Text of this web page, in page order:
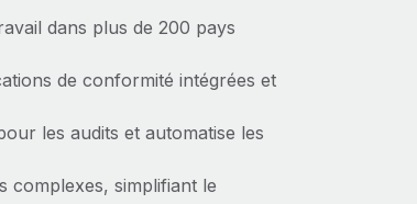
dans plus de 200 pays
de conformité intégrées et
les audits et automatise les
complexes, simplifiant le